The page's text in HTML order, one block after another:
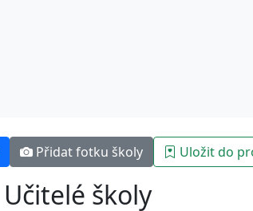
Přidat fotku školy Uložit do
Učitelé školy